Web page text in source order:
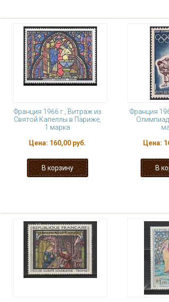
Франция 1966 г., Витраж из
Святой Капеллы в Париже,
1 марка
Цена: 160,00 руб.
Франция
Цена: